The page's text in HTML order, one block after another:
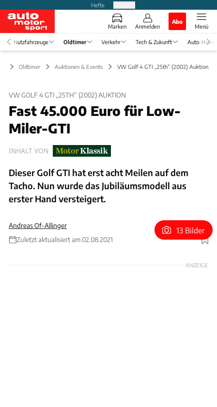
Hefte
Marken Anmelden
Abo
Menü
Nutzfahrzeuge Oldtimer Verkehr Tech & Zukunft Auto-
Oldtimer Auktionen & Events VW Golf 4 GTI „25th“ (2002) Auktion
VW GOLF 4 GTI „25TH“ (2002) AUKTION
Fast 45.000 Euro für Low-
Miler-GTI
INHALT VON
Dieser Golf GTI hat erst acht Meilen auf dem
Tacho. Nun wurde das Jubiläumsmodell aus
erster Hand versteigert.
Andreas Of-Allinger
Zuletzt aktualisiert am 02.08.2021
Foto: Silverstone Auctions
13 Bilder
ANZEIGE